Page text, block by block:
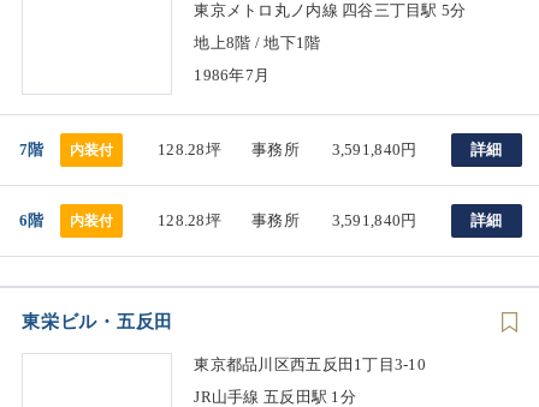
東京メトロ丸ノ内線 四谷三丁目駅 5分
地上8階 / 地下1階
1986年7月
7階 内装付 128.28坪 事務所 3,591,840円 詳細
6階 内装付 128.28坪 事務所 3,591,840円 詳細
東栄ビル・五反田
東京都品川区西五反田1丁目3-10
JR山手線 五反田駅 1分